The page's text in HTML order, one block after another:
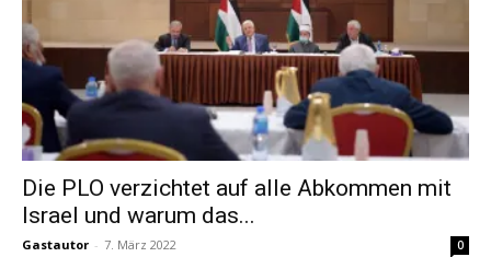
Die PLO verzichtet auf alle Abkommen mit
Israel und warum das...
Gastautor - 7. März 2022 0